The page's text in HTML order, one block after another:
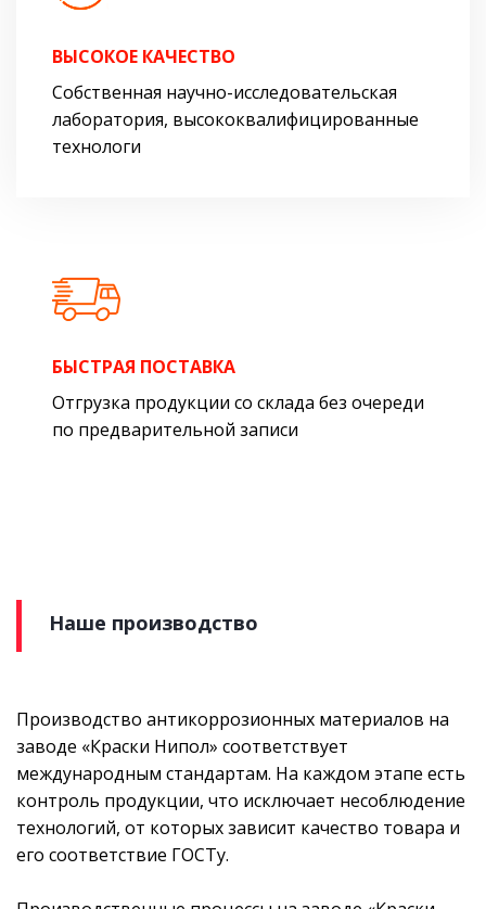
ВЫСОКОЕ КАЧЕСТВО
Собственная научно-исследовательская
лаборатория, высококвалифицированные
технологи
БЫСТРАЯ ПОСТАВКА
Отгрузка продукции со склада без очереди
по предварительной записи
Наше производство
Производство антикоррозионных материалов на
заводе «Краски Нипол» соответствует
международным стандартам. На каждом этапе есть
контроль продукции, что исключает несоблюдение
технологий, от которых зависит качество товара и
его соответствие ГОСТу.